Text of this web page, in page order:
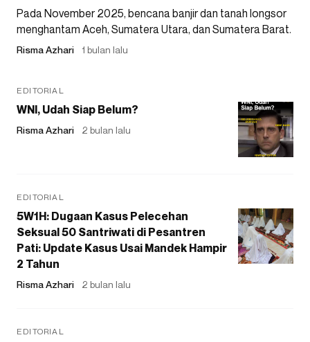
Pada November 2025, bencana banjir dan tanah longsor
menghantam Aceh, Sumatera Utara, dan Sumatera Barat.
Risma Azhari 1 bulan lalu
EDITORIAL
WNI, Udah Siap Belum?
Risma Azhari 2 bulan lalu
EDITORIAL
5W1H: Dugaan Kasus Pelecehan
Seksual 50 Santriwati di Pesantren
Pati: Update Kasus Usai Mandek Hampir
2 Tahun
Risma Azhari 2 bulan lalu
EDITORIAL